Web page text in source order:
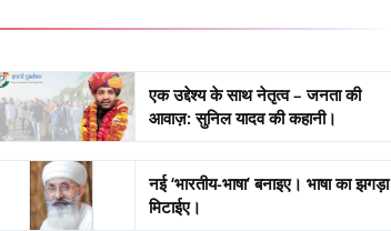
एक उद्देश्य के साथ नेतृत्व – जनता की
आवाज़: सुनिल यादव की कहानी।
नई ‘भारतीय-भाषा’ बनाइए। भाषा का झगड़ा
मिटाईए।